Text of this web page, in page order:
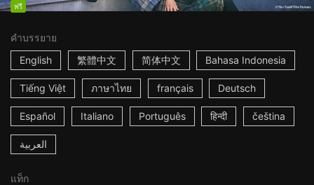
ฟรี
คำบรรยาย
English
繁體中文 简体中文 Bahasa Indonesia
Tiếng Việt ภาษาไทย français Deutsch
Español Italiano Português हिन्दी čeština
العربية
แท็ก